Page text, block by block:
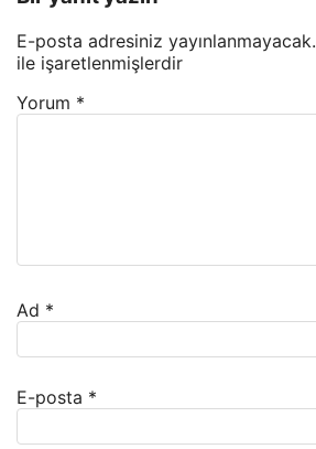
E-posta adresiniz yayınlanmayacak.
ile işaretlenmişlerdir
Yorum *
Ad *
E-posta *